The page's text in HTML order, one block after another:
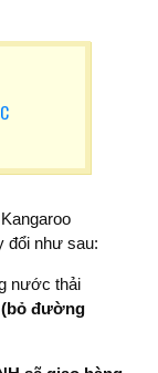
đổi như sau:
nước thải
đường